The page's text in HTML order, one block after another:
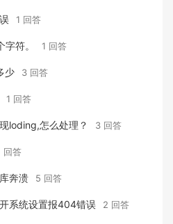
1 回答
符。 1 回答
少 3 回答
1 回答
loding,怎么处理？ 3 回答
回答
奔溃 5 回答
系统设置报404错误 2 回答